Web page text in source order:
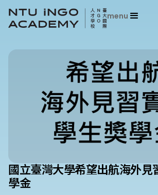
menu
國立臺灣大學希望出航海外見
學金